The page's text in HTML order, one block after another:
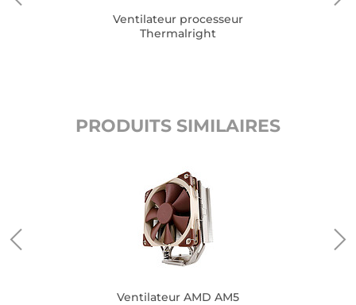
Ventilateur processeur
Thermalright
PRODUITS SIMILAIRES
Ventilateur AMD AM5